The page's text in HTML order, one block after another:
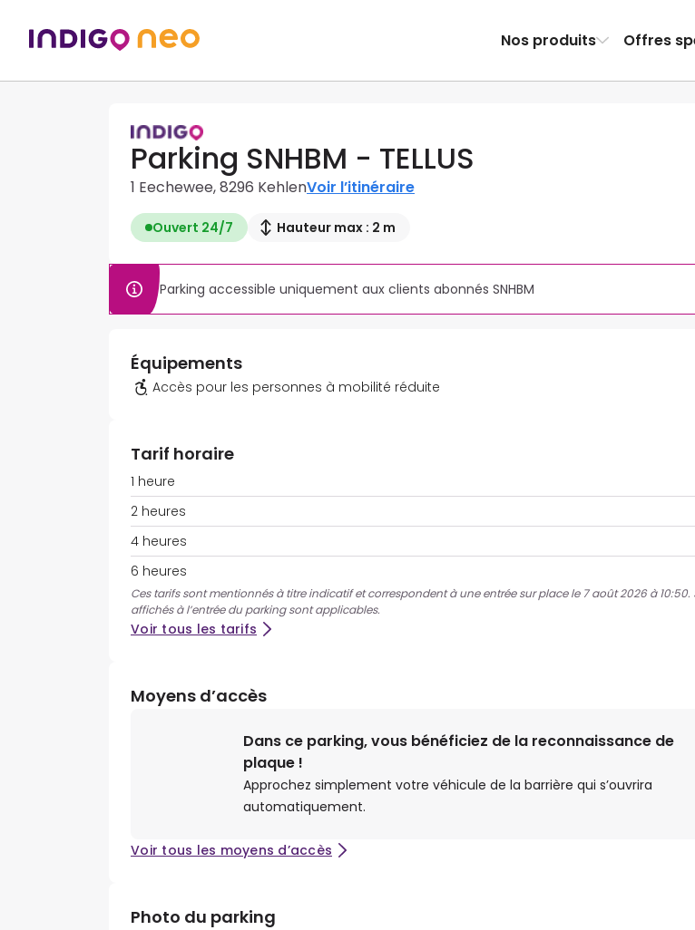
Nos produits Offres
Parking SNHBM - TELLUS
1 Eechewee, 8296 KehlenVoir l’itinéraire
Ouvert 24/7 Hauteur max : 2 m
Parking accessible uniquement aux clients abonnés SNHBM
Équipements
Accès pour les personnes à mobilité réduite
Tarif horaire
1 heure
2 heures
4 heures
6 heures
Ces tarifs sont mentionnés à titre indicatif et correspondent à une entrée sur place le 7 août 2026 à 10:50.
affichés à l’entrée du parking sont applicables.
Voir tous les tarifs
Moyens d’accès
Dans ce parking, vous bénéficiez de la reconnaissance de
plaque !
Approchez simplement votre véhicule de la barrière qui s’ouvrira
automatiquement.
Voir tous les moyens d’accès
Photo du parking